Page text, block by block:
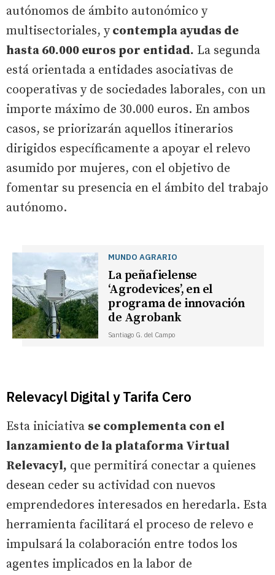
autónomos de ámbito autonómico y
multisectoriales, ycontempla ayudas de
hasta 60.000 euros por entidad. La segunda
está orientada a entidades asociativas de
cooperativas y de sociedades laborales, con un
importe máximo de 30.000 euros. En ambos
casos, se priorizarán aquellos itinerarios
dirigidos específicamente a apoyar el relevo
asumido por mujeres, con el objetivo de
fomentar su presencia en el ámbito del trabajo
autónomo.
MUNDO AGRARIO
La peñafielense
‘Agrodevices’, en el
programa de innovación
de Agrobank
Santiago G. del Campo
Relevacyl Digital y Tarifa Cero
Esta iniciativa se complementa con el
lanzamiento de la plataforma Virtual
Relevacyl, que permitirá conectar a quienes
desean ceder su actividad con nuevos
emprendedores interesados en heredarla. Esta
herramienta facilitará el proceso de relevo e
impulsará la colaboración entre todos los
agentes implicados en la labor de